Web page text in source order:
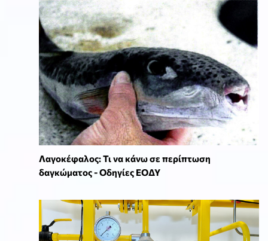
Λαγοκέφαλος: Τι να κάνω σε περίπτωση
δαγκώματος - Οδηγίες ΕΟΔΥ